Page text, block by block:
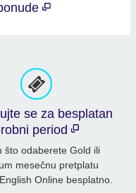
se za besplatan
period
što odaberete Gold ili
mesečnu pretplatu
Online besplatno.